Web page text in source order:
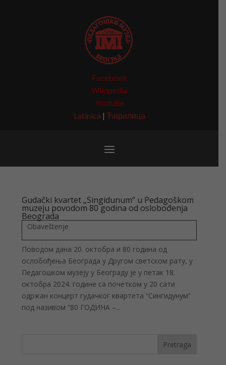
Facebook
Wikipedia
Youtube
Latinica | Ћирилица
Gudački kvartet „Singidunum“ u Pedagoškom
muzeju povodom 80 godina od oslobođenja
Beograda
Obaveštenje
Поводом дана 20. октобра и 80 година од
ослобођења Београда у Другом светском рату, у
Педагошком музеју у Београду је у петак 18.
октобра 2024. године са почетком у 20 сати
одржан концерт гудачког квартета “Сингидунум”
под називом “80 ГОДИНА –...
Pretraga